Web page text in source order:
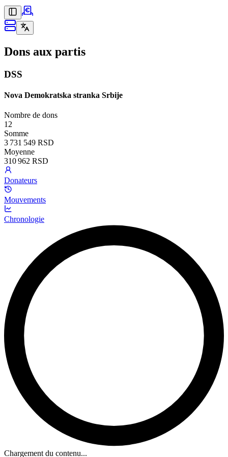
Dons aux partis
DSS
Nova Demokratska stranka Srbije
Nombre de dons
12
Somme
3 731 549 RSD
Moyenne
310 962 RSD
Donateurs
Mouvements
Chronologie
Chargement du contenu...